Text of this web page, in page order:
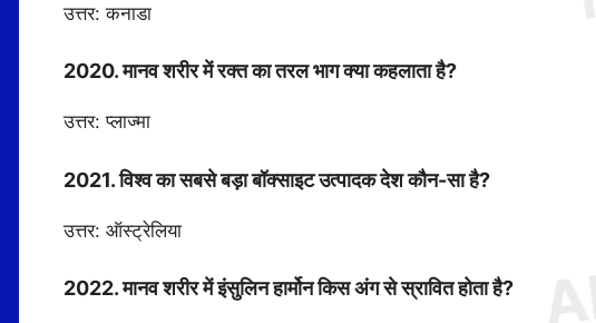
उत्तर: कनाडा
2020. मानव शरीर में रक्त का तरल भाग क्या कहलाता है?
उत्तर: प्लाज्मा
2021. विश्व का सबसे बड़ा बॉक्साइट उत्पादक देश कौन-सा है?
उत्तर: ऑस्ट्रेलिया
2022. मानव शरीर में इंसुलिन हार्मोन किस अंग से स्रावित होता है?